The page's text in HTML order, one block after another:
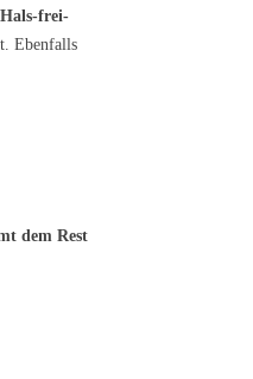
Hals-frei-
Ebenfalls
dem Rest